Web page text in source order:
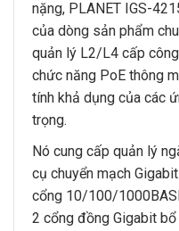
nặng, PLANET IGS-
của dòng sản phẩm
quản lý L2/L4 cấp
chức năng PoE thông
tính khả dụng của các
trọng.
Nó cung cấp quản lý
cụ chuyển mạch
cổng 10/100/
2 cổng đồng Gigabit